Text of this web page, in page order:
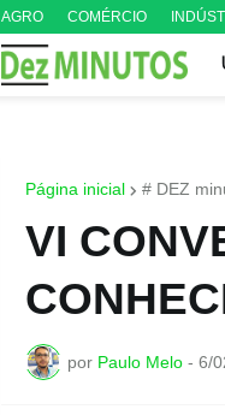
AGRO COMÉRCIO
Página inicial # DEZ
VI
por Paulo Melo - 6/